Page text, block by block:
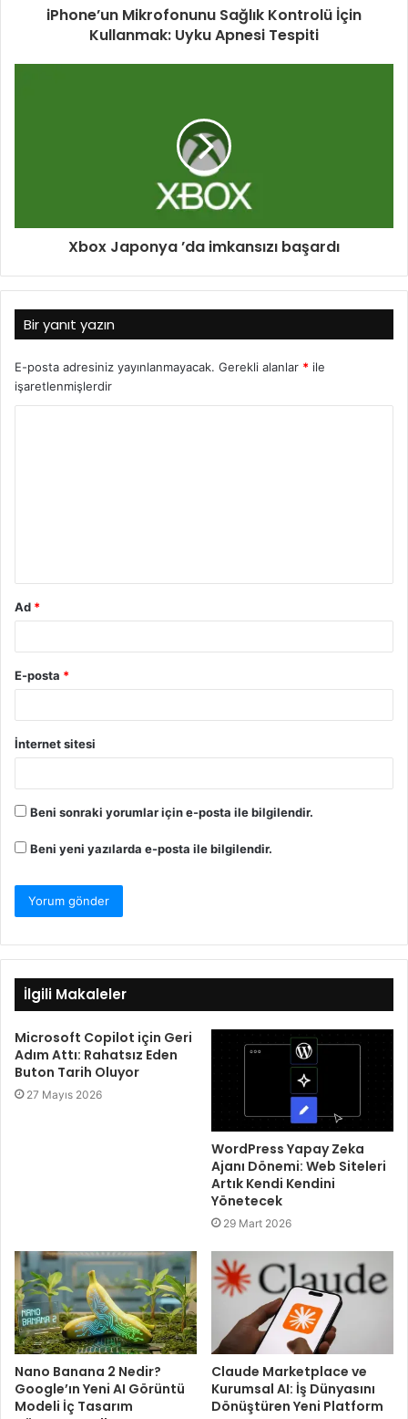
iPhone’un Mikrofonunu Sağlık Kontrolü İçin
Kullanmak: Uyku Apnesi Tespiti
Xbox Japonya ’da imkansızı başardı
Bir yanıt yazın
E-posta adresiniz yayınlanmayacak. Gerekli alanlar * ile
işaretlenmişlerdir
Ad *
E-posta *
İnternet sitesi
Beni sonraki yorumlar için e-posta ile bilgilendir.
Beni yeni yazılarda e-posta ile bilgilendir.
İlgili Makaleler
Microsoft Copilot için Geri
Adım Attı: Rahatsız Eden
Buton Tarih Oluyor
27 Mayıs 2026
WordPress Yapay Zeka
Ajanı Dönemi: Web Siteleri
Artık Kendi Kendini
Yönetecek
29 Mart 2026
Nano Banana 2 Nedir?
Google’ın Yeni AI Görüntü
Modeli İç Tasarım
Claude Marketplace ve
Kurumsal AI: İş Dünyasını
Dönüştüren Yeni Platform